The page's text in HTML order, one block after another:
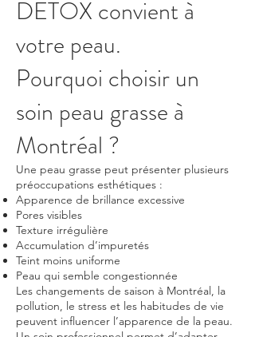
DETOX convient à
votre peau.
Pourquoi choisir un
soin peau grasse à
Montréal ?
Une peau grasse peut présenter plusieurs
préoccupations esthétiques :
Apparence de brillance excessive
Pores visibles
Texture irrégulière
Accumulation d’impuretés
Teint moins uniforme
Peau qui semble congestionnée
Les changements de saison à Montréal, la
pollution, le stress et les habitudes de vie
peuvent influencer l’apparence de la peau.